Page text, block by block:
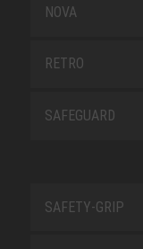
NOVA
RETRO
SAFEGUARD
SAFETY-GRIP